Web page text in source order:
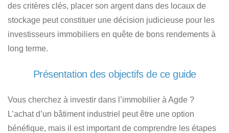
des critères clés, placer son argent dans des locaux de
stockage peut constituer une décision judicieuse pour les
investisseurs immobiliers en quête de bons rendements à
long terme.
Présentation des objectifs de ce guide
Vous cherchez à investir dans l’immobilier à Agde ?
L’achat d’un bâtiment industriel peut être une option
bénéfique, mais il est important de comprendre les étapes